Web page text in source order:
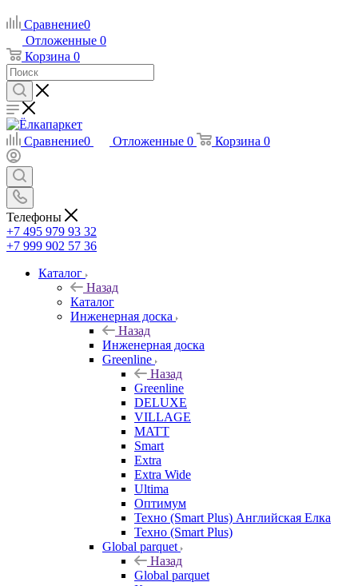
Сравнение0
Отложенные 0
Корзина 0
Сравнение0 Отложенные 0 Корзина 0
Телефоны
+7 495 979 93 32
+7 999 902 57 36
Каталог
Назад
Каталог
Инженерная доска
Назад
Инженерная доска
Greenline
Назад
Greenline
DELUXE
VILLAGE
MATT
Smart
Extra
Extra Wide
Ultima
Оптимум
Техно (Smart Plus) Английская Елка
Техно (Smart Plus)
Global parquet
Назад
Global parquet